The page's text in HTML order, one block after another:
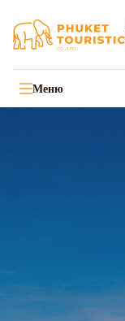
Меню